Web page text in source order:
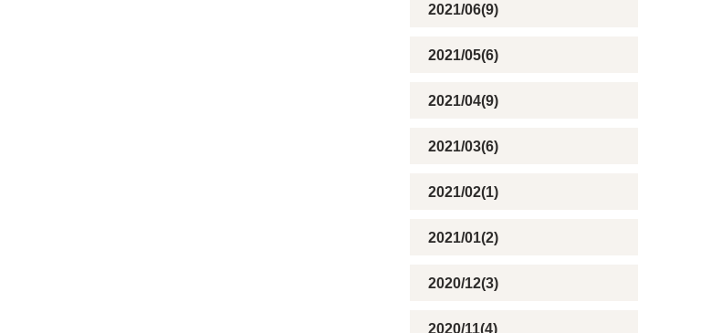
2021/06(9)
2021/05(6)
2021/04(9)
2021/03(6)
2021/02(1)
2021/01(2)
2020/12(3)
2020/11(4)